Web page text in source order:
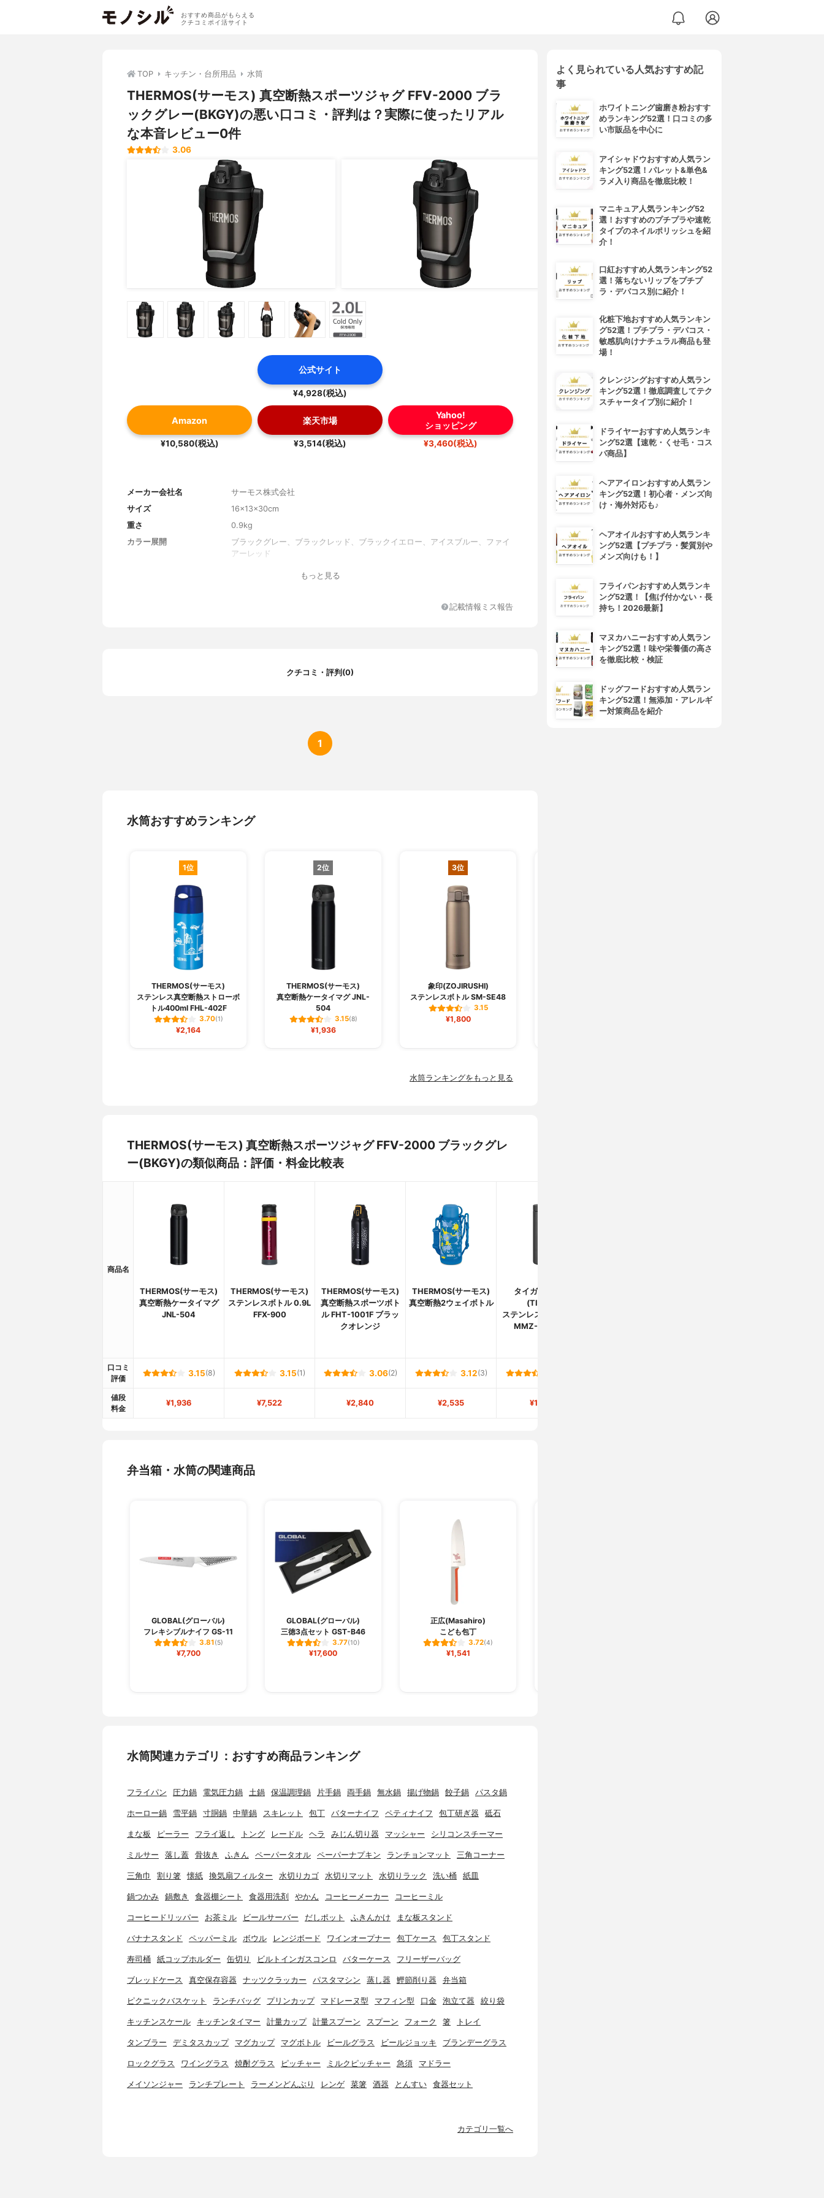
おすすめ商品がもらえる
クチコミポイ活サイト
TOP キッチン・台所用品 水筒
THERMOS(サーモス) 真空断熱スポーツジャグ FFV-2000 ブラ
ックグレー(BKGY)の悪い口コミ・評判は？実際に使ったリアル
な本音レビュー0件
3.06
公式サイト
¥4,928(税込)
Amazon
¥10,580(税込)
楽天市場
¥3,514(税込)
Yahoo!
ショッピング
¥3,460(税込)
メーカー会社名
サーモス株式会社
サイズ
16×13×30cm
重さ
0.9kg
カラー展開
ブラックグレー、ブラックレッド、ブラックイエロー、アイスブルー、ファイ
アーレッド
もっと見る
記載情報ミス報告
クチコミ・評判(0)
1
水筒おすすめランキング
1位
THERMOS(サーモス)
ステンレス真空断熱ストローボ
トル400ml FHL-402F
3.70(1)
¥2,164
2位
THERMOS(サーモス)
真空断熱ケータイマグ JNL-
504
3.15(8)
¥1,936
3位
象印(ZOJIRUSHI)
ステンレスボトル SM-SE48
3.15
¥1,800
水筒ランキングをもっと見る
THERMOS(サーモス) 真空断熱スポーツジャグ FFV-2000 ブラックグレ
ー(BKGY)の類似商品：評価・料金比較表
商品名
THERMOS(サーモス)
真空断熱ケータイマグ
JNL-504
THERMOS(サーモス)
ステンレスボトル 0.9L
FFX-900
THERMOS(サーモス)
真空断熱スポーツボト
ル FHT-1001F ブラッ
クオレンジ
THERMOS(サーモス)
真空断熱2ウェイボトル
タイガー魔法瓶
(TIGER)
ステンレスミニボトル
MMZ-A502KG
口コミ
評価
3.15(8) 3.15(1) 3.06(2) 3.12(3)
値段
料金
¥1,936 ¥7,522 ¥2,840 ¥2,535 ¥1,901
弁当箱・水筒の関連商品
GLOBAL(グローバル)
フレキシブルナイフ GS-11
3.81(5)
¥7,700
GLOBAL(グローバル)
三徳3点セット GST-B46
3.77(10)
¥17,600
正広(Masahiro)
こども包丁
3.72(4)
¥1,541
水筒関連カテゴリ：おすすめ商品ランキング
フライパン 圧力鍋 電気圧力鍋 土鍋 保温調理鍋 片手鍋 両手鍋 無水鍋 揚げ物鍋 餃子鍋 パスタ鍋
ホーロー鍋 雪平鍋 寸胴鍋 中華鍋 スキレット 包丁 バターナイフ ペティナイフ 包丁研ぎ器 砥石
まな板 ピーラー フライ返し トング レードル ヘラ みじん切り器 マッシャー シリコンスチーマー
ミルサー 落し蓋 骨抜き ふきん ペーパータオル ペーパーナプキン ランチョンマット 三角コーナー
三角巾 割り箸 懐紙 換気扇フィルター 水切りカゴ 水切りマット 水切りラック 洗い桶 紙皿
鍋つかみ 鍋敷き 食器棚シート 食器用洗剤 やかん コーヒーメーカー コーヒーミル
コーヒードリッパー お茶ミル ビールサーバー だしポット ふきんかけ まな板スタンド
バナナスタンド ペッパーミル ボウル レンジボード ワインオープナー 包丁ケース 包丁スタンド
寿司桶 紙コップホルダー 缶切り ビルトインガスコンロ バターケース フリーザーバッグ
ブレッドケース 真空保存容器 ナッツクラッカー パスタマシン 蒸し器 鰹節削り器 弁当箱
ピクニックバスケット ランチバッグ プリンカップ マドレーヌ型 マフィン型 口金 泡立て器 絞り袋
キッチンスケール キッチンタイマー 計量カップ 計量スプーン スプーン フォーク 箸 トレイ
タンブラー デミタスカップ マグカップ マグボトル ビールグラス ビールジョッキ ブランデーグラス
ロックグラス ワイングラス 焼酎グラス ピッチャー ミルクピッチャー 急須 マドラー
メイソンジャー ランチプレート ラーメンどんぶり レンゲ 菜箸 酒器 とんすい 食器セット
カテゴリ一覧へ
よく見られている人気おすすめ記
事
ホワイトニング歯磨き粉おすす
めランキング52選！口コミの多
い市販品を中心に
アイシャドウおすすめ人気ラン
キング52選！パレット&単色&
ラメ入り商品を徹底比較！
マニキュア人気ランキング52
選！おすすめのプチプラや速乾
タイプのネイルポリッシュを紹
介！
口紅おすすめ人気ランキング52
選！落ちないリップをプチプ
ラ・デパコス別に紹介！
化粧下地おすすめ人気ランキン
グ52選！プチプラ・デパコス・
敏感肌向けナチュラル商品も登
場！
クレンジングおすすめ人気ラン
キング52選！徹底調査してテク
スチャータイプ別に紹介！
ドライヤーおすすめ人気ランキ
ング52選【速乾・くせ毛・コス
パ商品】
ヘアアイロンおすすめ人気ラン
キング52選！初心者・メンズ向
け・海外対応も♪
ヘアオイルおすすめ人気ランキ
ング52選【プチプラ・髪質別や
メンズ向けも！】
フライパンおすすめ人気ランキ
ング52選！【焦げ付かない・長
持ち！2026最新】
マヌカハニーおすすめ人気ラン
キング52選！味や栄養価の高さ
を徹底比較・検証
ドッグフードおすすめ人気ラン
キング52選！無添加・アレルギ
ー対策商品を紹介